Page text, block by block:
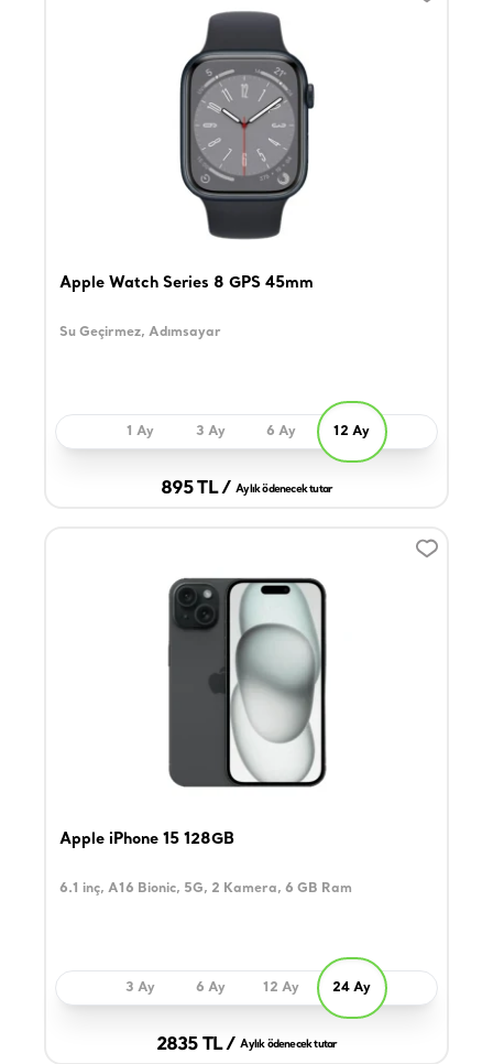
Apple Watch Series 8 GPS 45mm
Su Geçirmez, Adımsayar
1 Ay 3 Ay 6 Ay 12 Ay
895 TL / Aylık ödenecek tutar
Apple iPhone 15 128GB
6.1 inç, A16 Bionic, 5G, 2 Kamera, 6 GB Ram
3 Ay 6 Ay 12 Ay 24 Ay
2835 TL / Aylık ödenecek tutar